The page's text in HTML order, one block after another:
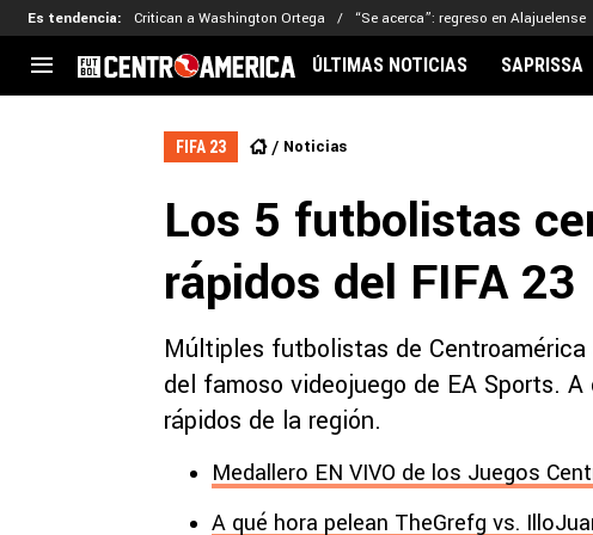
Es tendencia: Critican a Washington Ortega “Se acerca”: regreso en Alajuelense
CENTROAMÉRICA
CONCACAF
Liga de Naciones
Copa de Campeones
MLS
Kervin
ÚLTIMAS NOTICIAS SAPRISSA
FIFA 23 Noticias
Los 5 futbolistas
rápidos del FIFA 23
Múltiples futbolistas de
del famoso videojuego de EA Sports.
rápidos de la región.
Medallero EN VIVO de los Juegos
A qué hora pelean TheGrefg vs.